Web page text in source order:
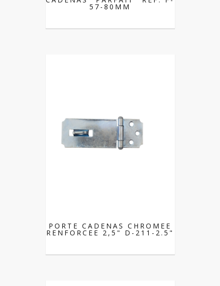
57-80MM
PORTE CADENAS CHROMEE
RENFORCEE 2,5" D-211-2.5"